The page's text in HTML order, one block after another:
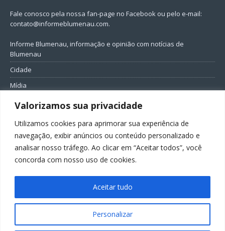
Valorizamos sua privacidade
Utilizamos cookies para aprimorar sua experiência de
navegação, exibir anúncios ou conteúdo personalizado e
analisar nosso tráfego. Ao clicar em “Aceitar todos”, você
concorda com nosso uso de cookies.
Personalizar
Aceitar tudo
Fale conosco pela nossa fan-page no Facebook ou pelo e-mail:
contato@informeblumenau.com.
Informe Blumenau, informação e opinião com notícias de
Blumenau
Cidade
Mídia
Entretenimento
Política
FIQUE CONECTADO